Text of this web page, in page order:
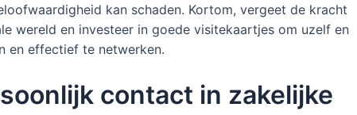
kan schaden. Kortom, vergeet de kracht
wereld en investeer in goede visitekaartjes om uzelf en
en effectief te netwerken.
contact in zakelijke